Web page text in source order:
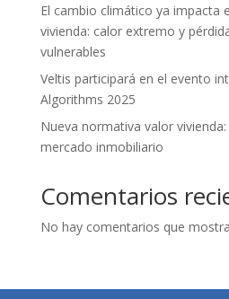
El cambio climático ya impacta
vivienda: calor extremo y
vulnerables
Veltis participará en el evento
Algorithms 2025
Nueva normativa valor
mercado inmobiliario
Comentarios
No hay comentarios que